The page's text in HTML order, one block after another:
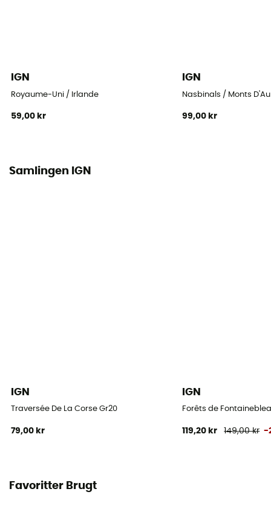
IGN
Royaume-Uni / Irlande
59,00 kr
IGN
Nasbinals / Monts
99,00 kr
Samlingen IGN
IGN
Traversée De La Corse Gr20
79,00 kr
IGN
Forêts de
119,20 kr 149,00 kr -
Favoritter Brugt